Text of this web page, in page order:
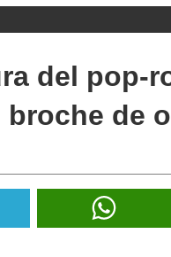
del pop-
de